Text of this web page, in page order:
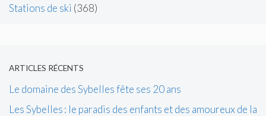
Stations de ski (368)
ARTICLES RÉCENTS
Le domaine des Sybelles fête ses 20 ans
Les Sybelles : le paradis des enfants et des amoureux de la